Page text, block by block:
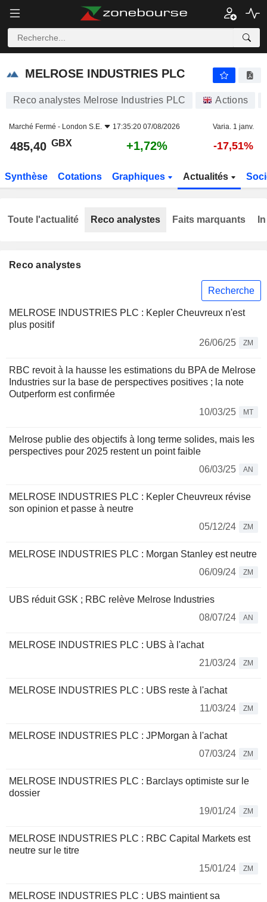
MELROSE INDUSTRIES PLC
MELROSE INDUSTRIES PLC
Reco analystes Melrose Industries PLC Actions
Marché Fermé - London S.E. 17:35:20 07/08/2026 Varia. 1 janv.
485,40 GBX +1,72% -17,51%
Synthèse Cotations Graphiques Actualités
Reco analystes
Recherche
MELROSE INDUSTRIES PLC : Kepler Cheuvreux n'est
plus positif
26/06/25
ZM
RBC revoit à la hausse les estimations du BPA de Melrose
Industries sur la base de perspectives positives ; la note
Outperform est confirmée
10/03/25
MT
Melrose publie des objectifs à long terme solides, mais les
perspectives pour 2025 restent un point faible
06/03/25
AN
MELROSE INDUSTRIES PLC : Kepler Cheuvreux révise
son opinion et passe à neutre
05/12/24
ZM
MELROSE INDUSTRIES PLC : Morgan Stanley est neutre
06/09/24
ZM
UBS réduit GSK ; RBC relève Melrose Industries
08/07/24
AN
MELROSE INDUSTRIES PLC : UBS à l'achat
21/03/24
ZM
MELROSE INDUSTRIES PLC : UBS reste à l'achat
11/03/24
ZM
MELROSE INDUSTRIES PLC : JPMorgan à l'achat
07/03/24
ZM
MELROSE INDUSTRIES PLC : Barclays optimiste sur le
dossier
19/01/24
ZM
MELROSE INDUSTRIES PLC : RBC Capital Markets est
neutre sur le titre
15/01/24
ZM
MELROSE INDUSTRIES PLC : UBS maintient sa
Toute l'actualité Reco analystes Faits marquants